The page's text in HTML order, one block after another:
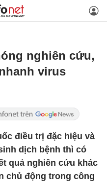
nghiên cứu,
virus
điều trị đặc hiệu và
dịch bệnh thì có
quả nghiên cứu khác
chủ động trong công